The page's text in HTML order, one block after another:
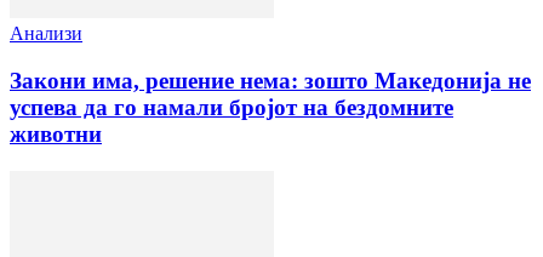
Анализи
Закони има, решение нема: зошто Македонија не
успева да го намали бројот на бездомните
животни